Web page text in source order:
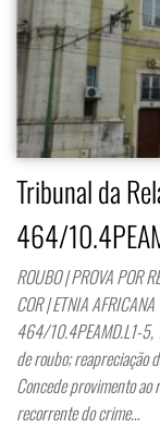
Tribunal da
464/
ROUBO | PROVA POR
COR | ETNIA
464/10.4PEAMD.L1-5,
de roubo; reapreciação
Concede provimento
recorrente do crime…